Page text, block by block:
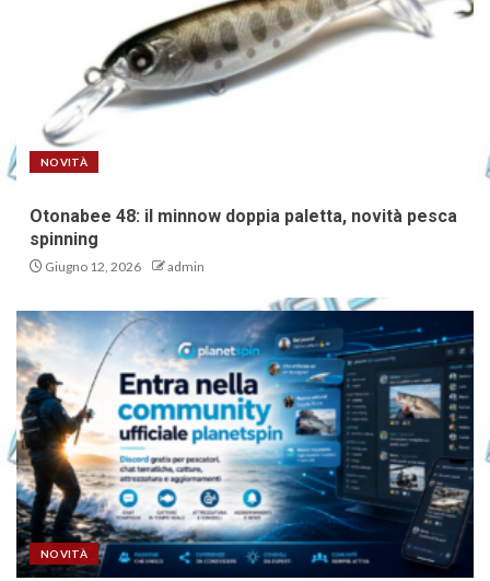
NOVITÀ
Otonabee 48: il minnow doppia paletta, novità pesca
spinning
Giugno 12, 2026 admin
NOVITÀ